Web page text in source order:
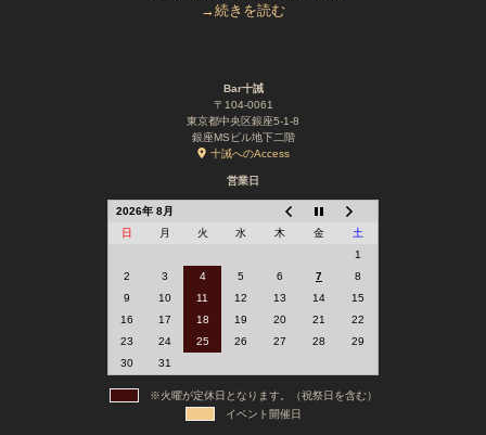
→続きを読む
Bar十誡
〒104-0061
東京都中央区銀座5-1-8
銀座MSビル地下二階
十誡へのAccess
営業日
2026年 8月
日
月 火 水 木 金
土
1
2
3 4 5 6 7
8
9
10 11 12 13 14
15
16
17 18 19 20 21
22
23
24 25 26 27 28
29
30
31
※火曜が定休日となります。（祝祭日を含む）
イベント開催日